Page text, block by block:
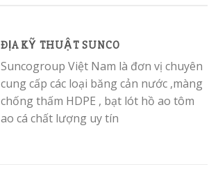
ĐỊA KỸ THUẬT SUNCO
Suncogroup Việt Nam là đơn vị chuyên
cung cấp các loại băng cản nước ,màng
chống thấm HDPE , bạt lót hồ ao tôm
ao cá chất lượng uy tín